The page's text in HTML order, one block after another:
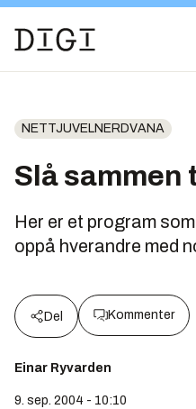
NETTJUVELNERDVANA
Slå sammen
Her er et program
oppå hverandre med
Del Kommenter
Einar Ryvarden
9. sep. 2004 - 10:10